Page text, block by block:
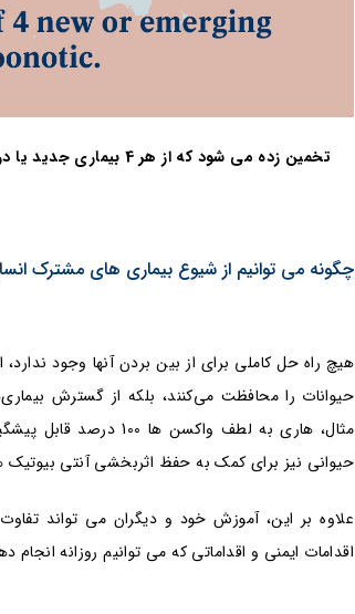
تخمین زده می شود که از هر 4 بیماری جدید یا در حال ظهور، 3 بیماری مشترک بین انسان و حیوان هستند
چگونه می توانیم از شیوع بیماری های مشترک
هیچ راه حل کاملی برای از بین بردن آنها وجود
حیوانات را محافظت می‌کنند، بلکه از گسترش
مثال، هاری به لطف
حیوانی نیز برای کمک به حفظ اثربخشی آنتی
علاوه بر این، آموزش خود و دیگران می تواند
اقدامات ایمنی و اقداماتی که می توانیم روزانه انجام